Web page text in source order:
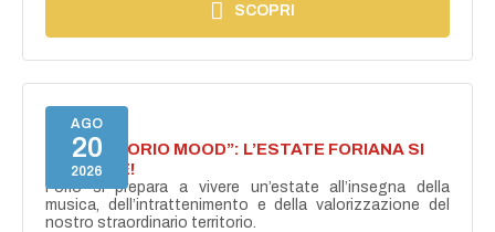
SCOPRI
AGO
20
2026
NASCE “FORIO MOOD”: L’ESTATE FORIANA SI
ACCENDE!
Forio si prepara a vivere un’estate all’insegna della
musica, dell’intrattenimento e della valorizzazione del
nostro straordinario territorio.